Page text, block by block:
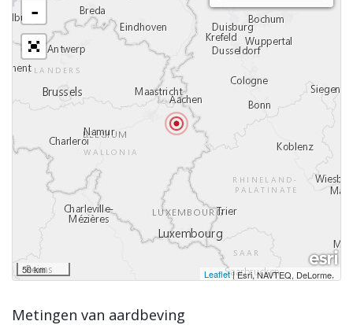
-
50 km Leaflet|Esri, NAVTEQ, DeLorme,
Metingen van aardbeving